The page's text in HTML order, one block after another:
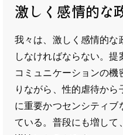
激しく感情的な
我々は、激しく感情的な
しなければならない。
コミュニケーションの
りながら、性的虐待か
に重要かつセンシティ
ている。普段にも増して